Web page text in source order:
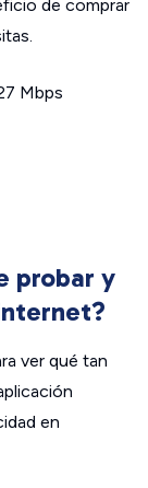
de comprar
Mbps
probar y
ver qué tan
en